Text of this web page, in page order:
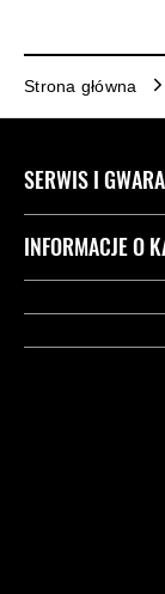
Strona główna
SERWIS I
Kontakt
Przydatne
INFORMACJE O
Dziedzictwo